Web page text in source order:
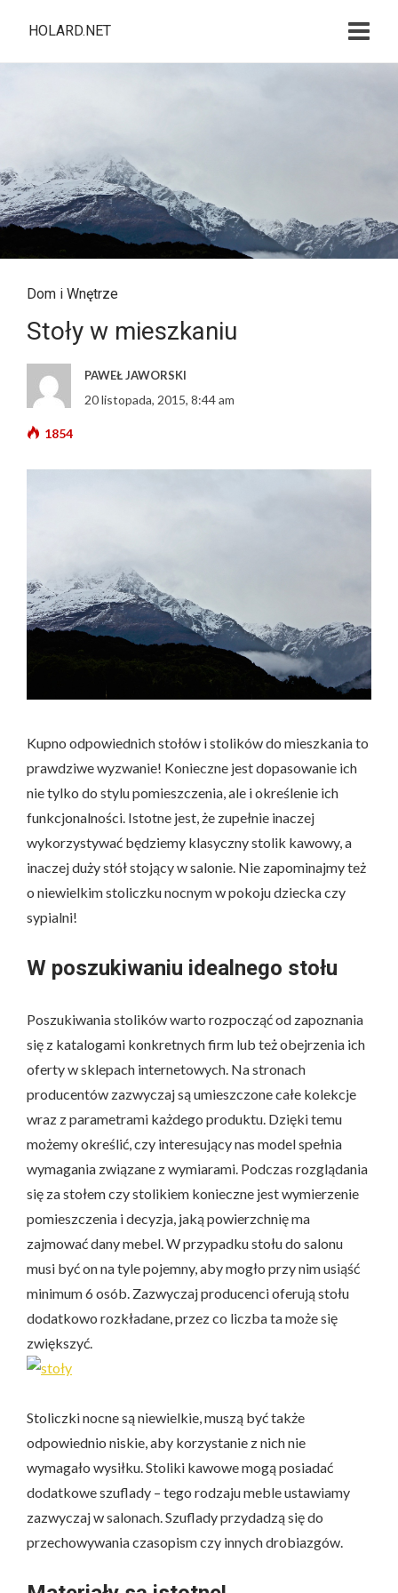
HOLARD.NET
Dom i Wnętrze
Stoły w mieszkaniu
PAWEŁ JAWORSKI
20 listopada, 2015, 8:44 am
1854
Kupno odpowiednich stołów i stolików do mieszkania to
prawdziwe wyzwanie! Konieczne jest dopasowanie ich
nie tylko do stylu pomieszczenia, ale i określenie ich
funkcjonalności. Istotne jest, że zupełnie inaczej
wykorzystywać będziemy klasyczny stolik kawowy, a
inaczej duży stół stojący w salonie. Nie zapominajmy też
o niewielkim stoliczku nocnym w pokoju dziecka czy
sypialni!
W poszukiwaniu idealnego stołu
Poszukiwania stolików warto rozpocząć od zapoznania
się z katalogami konkretnych firm lub też obejrzenia ich
oferty w sklepach internetowych. Na stronach
producentów zazwyczaj są umieszczone całe kolekcje
wraz z parametrami każdego produktu. Dzięki temu
możemy określić, czy interesujący nas model spełnia
wymagania związane z wymiarami. Podczas rozglądania
się za stołem czy stolikiem konieczne jest wymierzenie
pomieszczenia i decyzja, jaką powierzchnię ma
zajmować dany mebel. W przypadku stołu do salonu
musi być on na tyle pojemny, aby mogło przy nim usiąść
minimum 6 osób. Zazwyczaj producenci oferują stołu
dodatkowo rozkładane, przez co liczba ta może się
zwiększyć.
Stoliczki nocne są niewielkie, muszą być także
odpowiednio niskie, aby korzystanie z nich nie
wymagało wysiłku. Stoliki kawowe mogą posiadać
dodatkowe szuflady – tego rodzaju meble ustawiamy
zazwyczaj w salonach. Szuflady przydadzą się do
przechowywania czasopism czy innych drobiazgów.